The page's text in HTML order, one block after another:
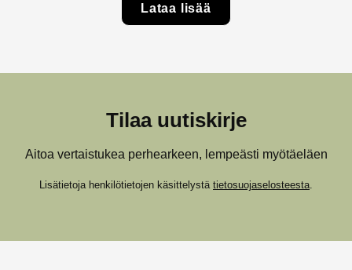
Lataa lisää
Tilaa uutiskirje
Aitoa vertaistukea perhearkeen, lempeästi myötäeläen
Lisätietoja henkilötietojen käsittelystä tietosuojaselosteesta.